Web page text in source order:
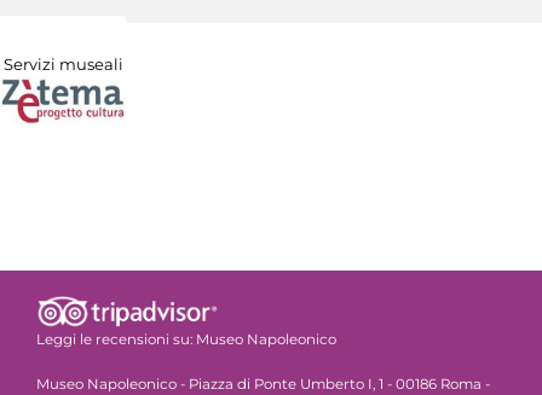
Servizi museali
Leggi le recensioni su: Museo Napoleonico
Museo Napoleonico - Piazza di Ponte Umberto I, 1 - 00186 Roma -